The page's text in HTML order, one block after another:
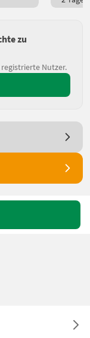
zu
Nutzer.